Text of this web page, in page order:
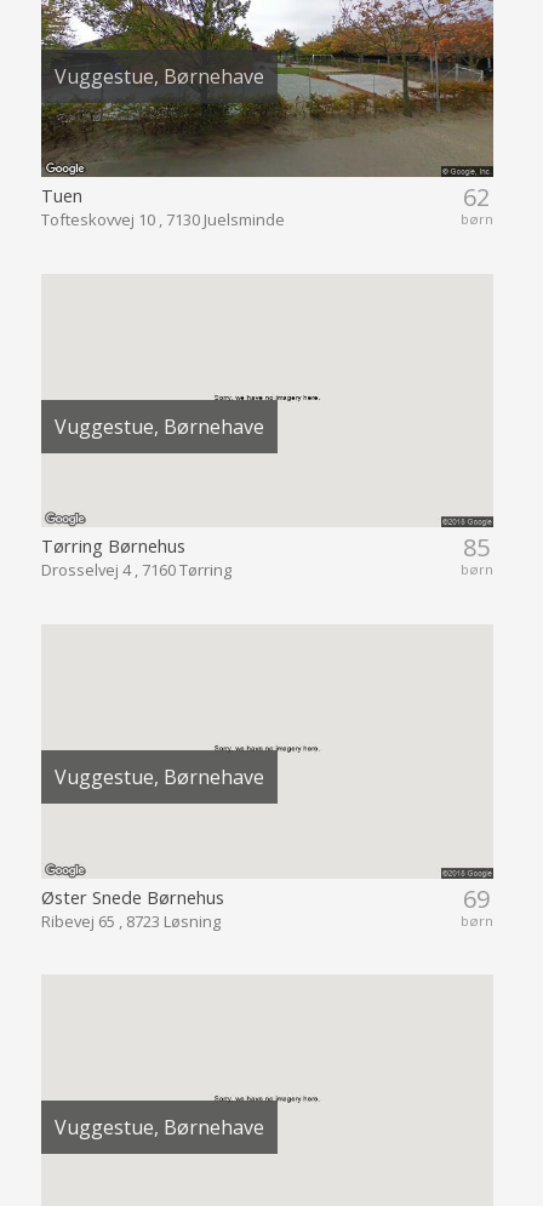
Vuggestue, Børnehave
62
børn
Tuen
Tofteskovvej 10 , 7130 Juelsminde
Vuggestue, Børnehave
85
børn
Tørring Børnehus
Drosselvej 4 , 7160 Tørring
Vuggestue, Børnehave
69
børn
Øster Snede Børnehus
Ribevej 65 , 8723 Løsning
Vuggestue, Børnehave